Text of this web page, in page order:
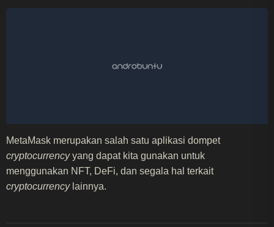
MetaMask merupakan salah satu aplikasi dompet
cryptocurrencyyang dapat kita gunakan untuk
menggunakan NFT, DeFi, dan segala hal terkait
cryptocurrencylainnya.